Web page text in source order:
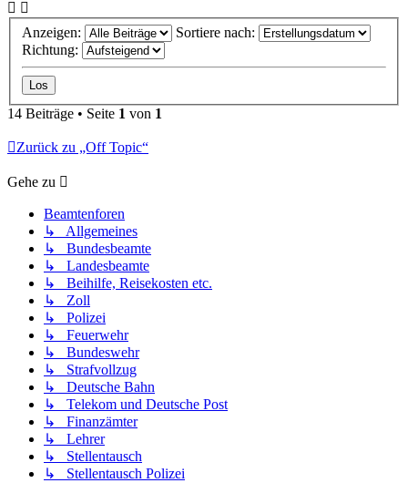
Anzeigen:
Sortiere nach:
Richtung:
14 Beiträge • Seite 1 von 1
Zurück zu „Off Topic“
Gehe zu
Beamtenforen
↳ Allgemeines
↳ Bundesbeamte
↳ Landesbeamte
↳ Beihilfe, Reisekosten etc.
↳ Zoll
↳ Polizei
↳ Feuerwehr
↳ Bundeswehr
↳ Strafvollzug
↳ Deutsche Bahn
↳ Telekom und Deutsche Post
↳ Finanzämter
↳ Lehrer
↳ Stellentausch
↳ Stellentausch Polizei